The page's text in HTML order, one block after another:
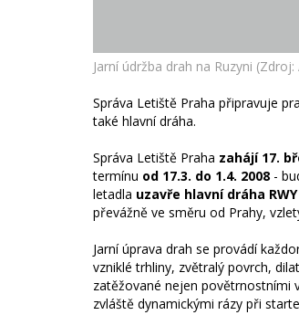
Jarní údržba drah na Ruzyni
Správa Letiště Praha připravuje
také hlavní dráha.
Správa Letiště Praha zahájí 17.
termínu od 17.3. do 1.4. 2008 -
letadla uzavře hlavní dráha
převážně ve směru od Prahy,
Jarní úprava drah se provádí
vzniklé trhliny, zvětralý povrch,
zatěžované nejen povětrnostními
zvláště dynamickými rázy při